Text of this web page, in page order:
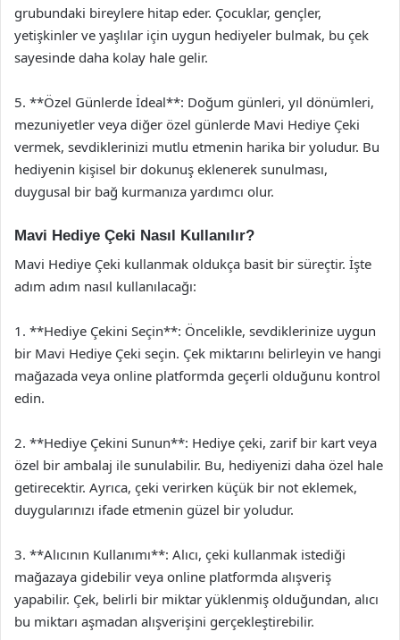
grubundaki bireylere hitap eder. Çocuklar, gençler,
yetişkinler ve yaşlılar için uygun hediyeler bulmak, bu çek
sayesinde daha kolay hale gelir.
5. **Özel Günlerde İdeal**: Doğum günleri, yıl dönümleri,
mezuniyetler veya diğer özel günlerde Mavi Hediye Çeki
vermek, sevdiklerinizi mutlu etmenin harika bir yoludur. Bu
hediyenin kişisel bir dokunuş eklenerek sunulması,
duygusal bir bağ kurmanıza yardımcı olur.
Mavi Hediye Çeki Nasıl Kullanılır?
Mavi Hediye Çeki kullanmak oldukça basit bir süreçtir. İşte
adım adım nasıl kullanılacağı:
1. **Hediye Çekini Seçin**: Öncelikle, sevdiklerinize uygun
bir Mavi Hediye Çeki seçin. Çek miktarını belirleyin ve hangi
mağazada veya online platformda geçerli olduğunu kontrol
edin.
2. **Hediye Çekini Sunun**: Hediye çeki, zarif bir kart veya
özel bir ambalaj ile sunulabilir. Bu, hediyenizi daha özel hale
getirecektir. Ayrıca, çeki verirken küçük bir not eklemek,
duygularınızı ifade etmenin güzel bir yoludur.
3. **Alıcının Kullanımı**: Alıcı, çeki kullanmak istediği
mağazaya gidebilir veya online platformda alışveriş
yapabilir. Çek, belirli bir miktar yüklenmiş olduğundan, alıcı
bu miktarı aşmadan alışverişini gerçekleştirebilir.